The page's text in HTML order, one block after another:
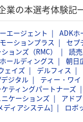
業の本選考体験記
エージェント ADKホ
ーションプラス セプ
ョンズ（RMC）
読
ールディングス 朝日
ェイズ デルフィス
ジタル ティー・ワ
ティングパートナーズ
ケーションズ
アド
ディアシステム]
ロボ